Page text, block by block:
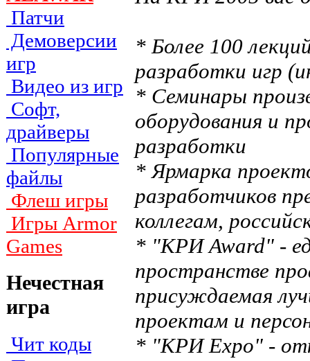
Патчи
Демоверсии
игр
Видео из игр
Софт,
драйверы
Популярные
файлы
Флеш игры
Игры Armor
Games
Нечестная
игра
Чит коды
* Более 100
разработки игр
* Семинары
оборудования и
разработки
* Ярмарка
разработчиков
коллегам,
* "КРИ Award" -
пространстве
присуждаемая
проектам и
* "КРИ Expo" -